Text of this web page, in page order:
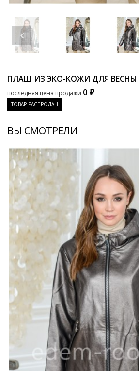
ПЛАЩ ИЗ ЭКО-КОЖИ ДЛЯ ВЕСНЫ
последняя цена продажи 0 ₽
ТОВАР РАСПРОДАН
ВЫ СМОТРЕЛИ